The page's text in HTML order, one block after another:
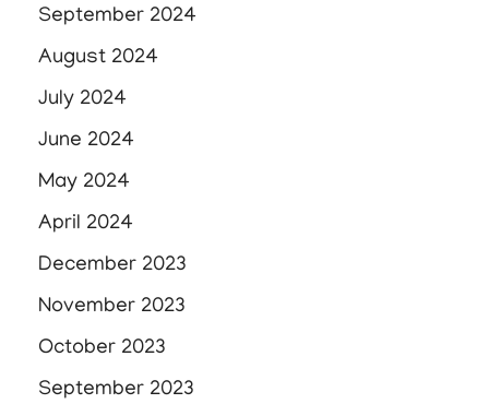
September 2024
August 2024
July 2024
June 2024
May 2024
April 2024
December 2023
November 2023
October 2023
September 2023